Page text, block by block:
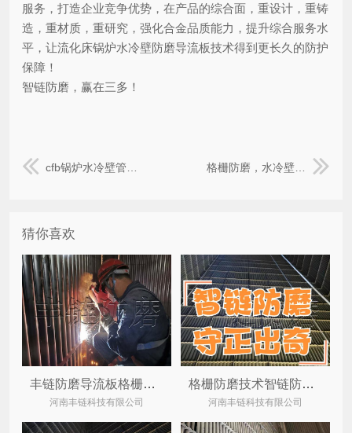
服务，打造企业竞争优势，在产品的综合面，重设计，重铸
造，重材质，重研究，强化合金品质能力，提升综合服务水
平，让流化床锅炉水冷壁防磨导流板技术得到更长久的防护
保障！
智链防磨，赢在三多！
cfb锅炉水冷壁管磨损原因及智链防磨高质量解决 格栅防磨，水冷壁格栅防磨技术，智链防磨导流板三多数智化工艺
猜你喜欢
丰链防磨导流板格栅经纬网格彻底解决cfb流化床锅炉水冷壁管磨损
河南丰链科技有限公司
格栅防磨技术智链防磨治理cfb锅炉水冷壁磨损
河南丰链科技有限公司